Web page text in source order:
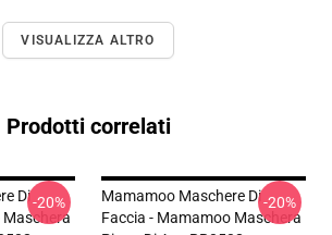
VISUALIZZA ALTRO
Prodotti correlati
Di-20%
Mamamoo Maschere Di
Faccia - Mamamoo Maschera
-20%